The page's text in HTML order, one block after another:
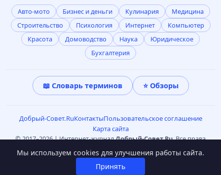
Авто-мото Бизнес и деньги Кулинария
Медицина
Строительство
Психология Интернет
Компьютер
Красота
Домоводство Наука
Юридическое
Бухгалтерия
📖 Словарь терминов ⭐ Обзоры
Добрый-Совет.RuКонтактыПользовательское соглашение
Карта сайта
© 2017–2026 | Интернет-журналДобрый-Совет.Ru. Все права
защищены. Копирование материалов только с письменного
согласия редакции. Может встречаться материал 18+.
Мы используем cookies для улучшения работы сайта.
Принять